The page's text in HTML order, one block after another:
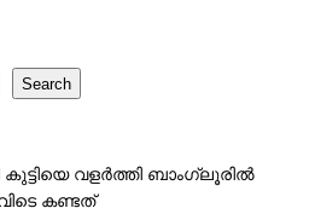
Search
വളർത്തി ബാംഗ്ലൂരിൽ
കണ്ടത്